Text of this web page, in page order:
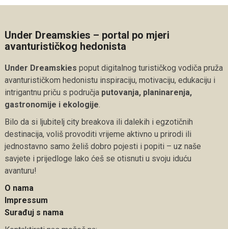
Under Dreamskies – portal po mjeri
avanturističkog hedonista
Under Dreamskies poput digitalnog turističkog vodiča pruža
avanturističkom hedonistu inspiraciju, motivaciju, edukaciju i
intrigantnu priču s područja putovanja, planinarenja,
gastronomije i ekologije.
Bilo da si ljubitelj city breakova ili dalekih i egzotičnih
destinacija, voliš provoditi vrijeme aktivno u prirodi ili
jednostavno samo želiš dobro pojesti i popiti – uz naše
savjete i prijedloge lako ćeš se otisnuti u svoju iduću
avanturu!
O nama
Impressum
Surađuj s nama